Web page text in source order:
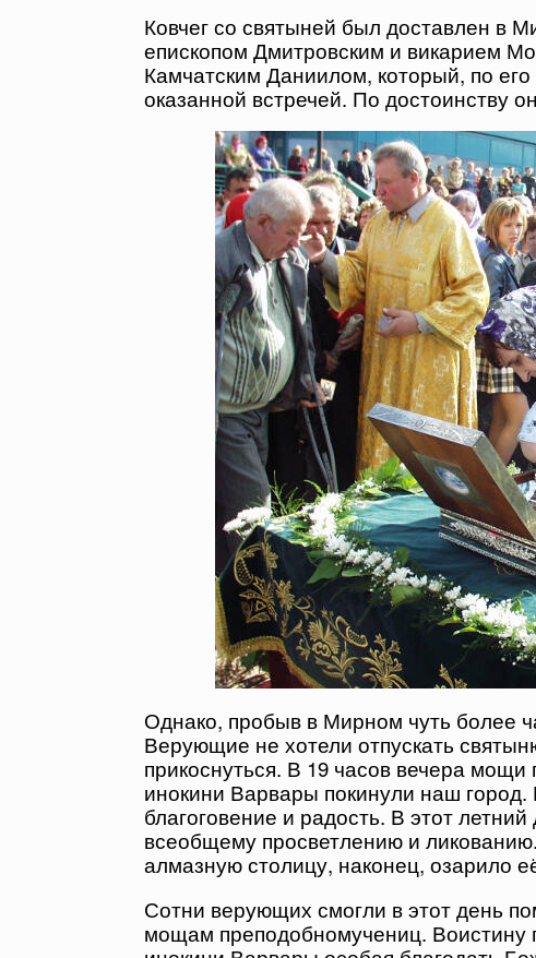
Ковчег со святыней был доставлен в
епископом Дмитровским и викарием
Камчатским Даниилом, который, по
оказанной встречей. По достоинству
Однако, пробыв в Мирном чуть более
Верующие не хотели отпускать
прикоснуться. В 19 часов вечера
инокини Варвары покинули наш
благоговение и радость. В этот
всеобщему просветлению и
алмазную столицу, наконец, озарило
Сотни верующих смогли в этот день
мощам преподобномучениц. Воистину